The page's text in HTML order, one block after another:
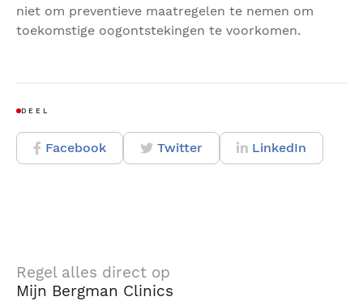
niet om preventieve maatregelen te nemen om
toekomstige oogontstekingen te voorkomen.
DEEL
Facebook Twitter LinkedIn
Regel alles direct op
Mijn Bergman Clinics